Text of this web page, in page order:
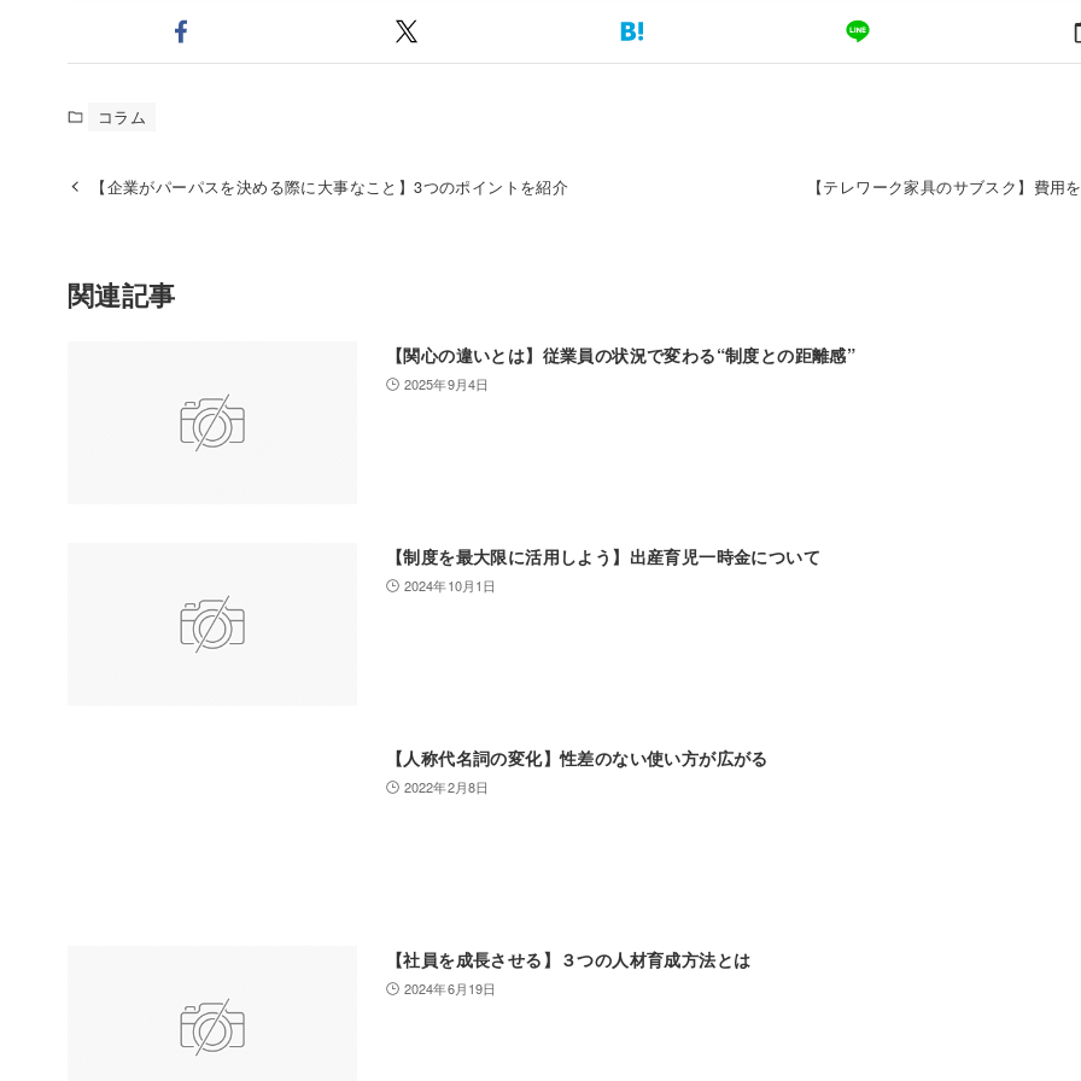
コラム
【企業がパーパスを決める際に大事なこと】3つのポイントを紹介 【テレワーク家具のサブスク】費用
関連記事
【関心の違いとは】従業員の状況で変わる“制度との距離感”
2025年9月4日
【制度を最大限に活用しよう】出産育児一時金について
2024年10月1日
【人称代名詞の変化】性差のない使い方が広がる
2022年2月8日
【社員を成長させる】３つの人材育成方法とは
2024年6月19日